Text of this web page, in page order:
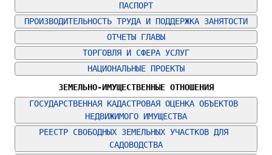
ПАСПОРТ
ПРОИЗВОДИТЕЛЬНОСТЬ ТРУДА И ПОДДЕРЖКА ЗАНЯТОСТИ
ОТЧЕТЫ ГЛАВЫ
ТОРГОВЛЯ И СФЕРА УСЛУГ
НАЦИОНАЛЬНЫЕ ПРОЕКТЫ
ЗЕМЕЛЬНО-ИМУЩЕСТВЕННЫЕ ОТНОШЕНИЯ
ГОСУДАРСТВЕННАЯ КАДАСТРОВАЯ ОЦЕНКА ОБЪЕКТОВ
НЕДВИЖИМОГО ИМУЩЕСТВА
РЕЕСТР СВОБОДНЫХ ЗЕМЕЛЬНЫХ УЧАСТКОВ ДЛЯ
САДОВОДСТВА